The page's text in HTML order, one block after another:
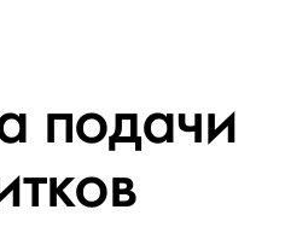
подачи